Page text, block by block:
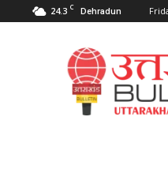
24.3 C Dehradun